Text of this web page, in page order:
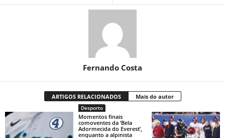
Fernando Costa
ARTIGOS RELACIONADOS Mais do autor
Desporto
Momentos finais
comoventes da ‘Bela
Adormecida do Everest’,
enquanto a alpinista